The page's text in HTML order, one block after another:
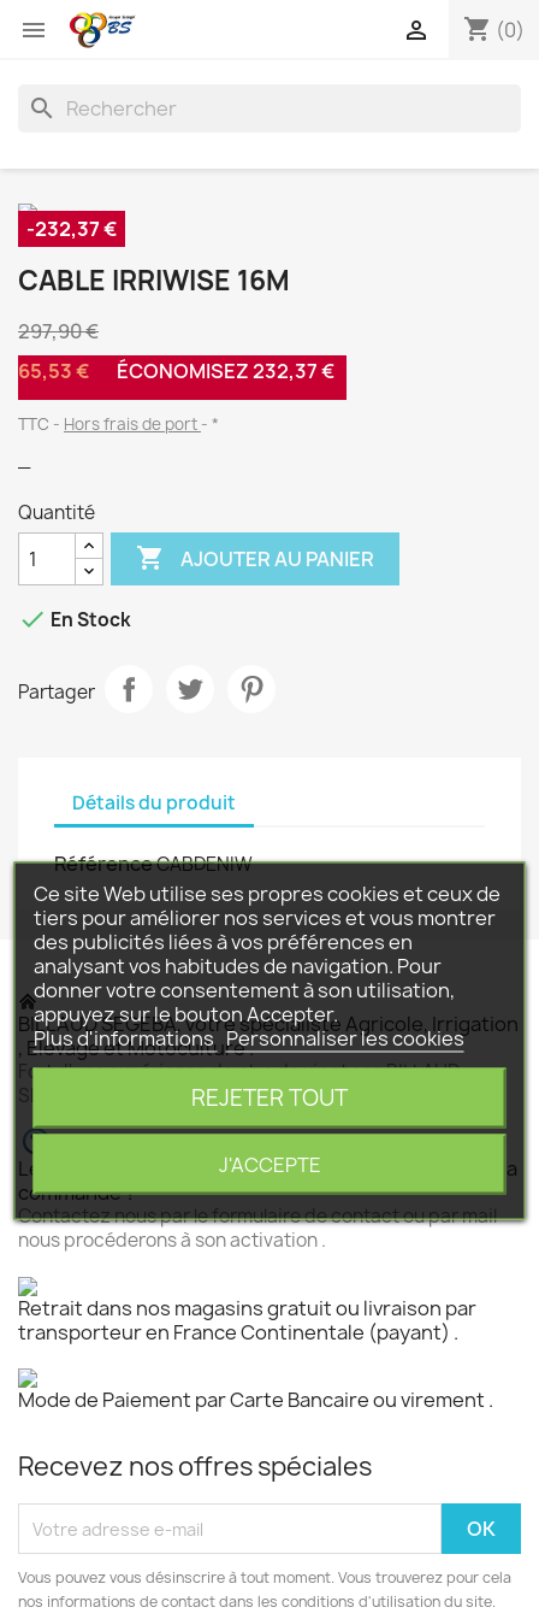
 shopping_cart (0)

search
-232,37 €
CABLE IRRIWISE 16M
297,90 €
65,53 €
ÉCONOMISEZ 232,37 €
TTC Hors frais de port *
Quantité
 AJOUTER AU PANIER
 En Stock
Partager
Détails du produit
RéférenceCABDENIW
BILLAUD SEGEBA, votre spécialiste Agricole, Irrigation
, Elevage et Motoculture .
Fort d'une expérience de plus de vingt ans BILLAUD
SEGEBA vous accompagne dans tous vos projets .
Le produit est disponible mais n 'est pas activé pour la
commande ?
Contactez nous par le formulaire de contact ou par mail
nous procéderons à son activation .
Retrait dans nos magasins gratuit ou livraison par
transporteur en France Continentale (payant) .
Mode de Paiement par Carte Bancaire ou virement .
Recevez nos offres spéciales
Vous pouvez vous désinscrire à tout moment. Vous trouverez pour cela
nos informations de contact dans les conditions d'utilisation du site.
Ce site Web utilise ses propres cookies et ceux de
tiers pour améliorer nos services et vous montrer
des publicités liées à vos préférences en
analysant vos habitudes de navigation. Pour
donner votre consentement à son utilisation,
appuyez sur le bouton Accepter.
Plus d'informations Personnaliser les cookies
REJETER TOUT
J'ACCEPTE